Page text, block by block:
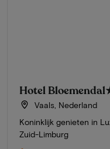
Hotel Bloemendal
Vaals, Nederland
Koninklijk genieten in
Zuid-Limburg